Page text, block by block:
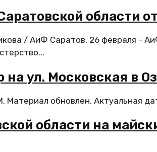
области
/ АиФ Саратов, 26 февраля -
на ул. Московская в
Материал обновлен. Актуальная
области на